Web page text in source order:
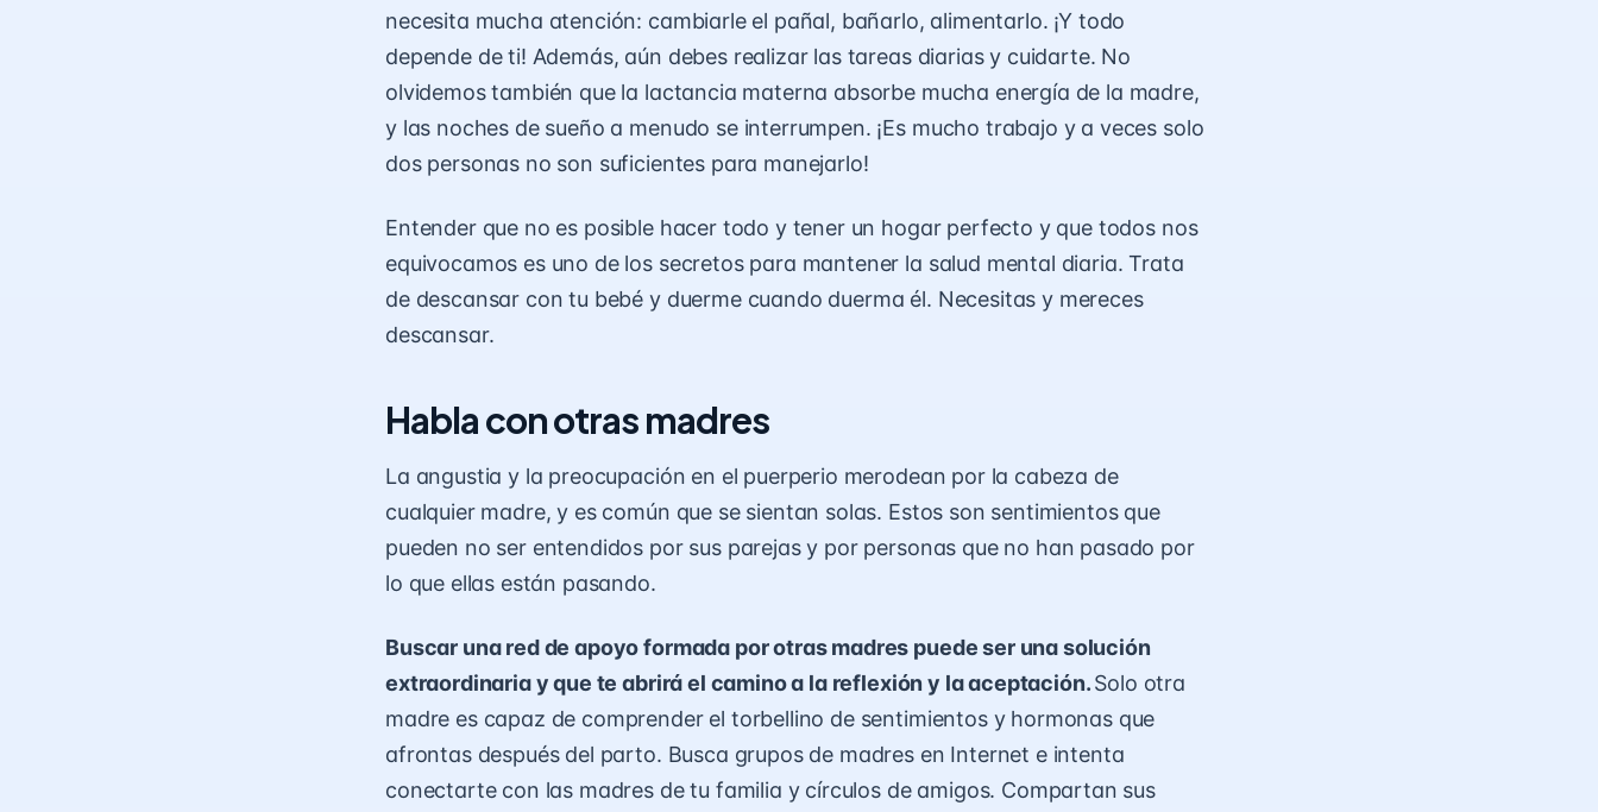
necesita mucha atención: cambiarle el pañal, bañarlo, alimentarlo. ¡Y todo
depende de ti! Además, aún debes realizar las tareas diarias y cuidarte. No
olvidemos también que la lactancia materna absorbe mucha energía de la madre,
y las noches de sueño a menudo se interrumpen. ¡Es mucho trabajo y a veces solo
dos personas no son suficientes para manejarlo!
Entender que no es posible hacer todo y tener un hogar perfecto y que todos nos
equivocamos es uno de los secretos para mantener la salud mental diaria. Trata
de descansar con tu bebé y duerme cuando duerma él. Necesitas y mereces
descansar.
Habla con otras madres
La angustia y la preocupación en el puerperio merodean por la cabeza de
cualquier madre, y es común que se sientan solas. Estos son sentimientos que
pueden no ser entendidos por sus parejas y por personas que no han pasado por
lo que ellas están pasando.
Buscar una red de apoyo formada por otras madres puede ser una solución
extraordinaria y que te abrirá el camino a la reflexión y la aceptación.Solo otra
madre es capaz de comprender el torbellino de sentimientos y hormonas que
afrontas después del parto. Busca grupos de madres en Internet e intenta
conectarte con las madres de tu familia y círculos de amigos. Compartan sus